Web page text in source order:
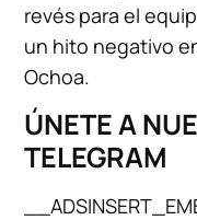
revés para el
un hito negativo
Ochoa.
ÚNETE A
TELEGRAM